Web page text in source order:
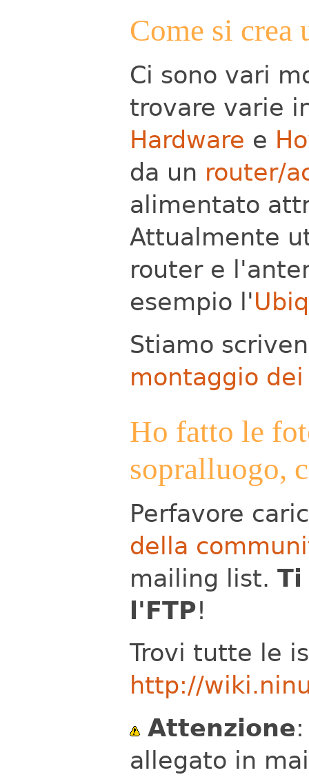
Come si crea
Ci sono vari
trovare varie
Hardware e
da un router/
alimentato
Attualmente
router e
esempio l'
Stiamo
montaggio
Ho fatto le
sopralluogo,
Perfavore
della
mailing list. Ti
l'FTP!
Trovi tutte le
http://
Attenzione
allegato in